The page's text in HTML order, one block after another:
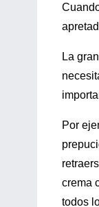
La
Por
crema
todos